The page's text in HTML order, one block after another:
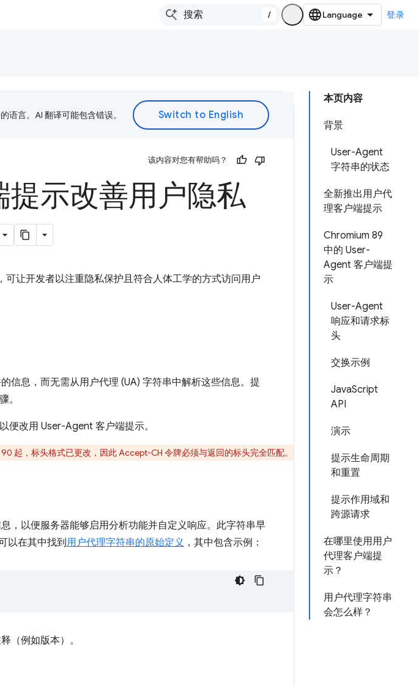
/ 登录
本页内容
背景
User-Agent
字符串的状态
全新推出用户代
理客户端提示
Chromium 89
中的 User-
Agent 客户端提
示
User-Agent
响应和请求标
头
交换示例
JavaScript
API
演示
提示生命周期
和重置
提示作用域和
跨源请求
在哪里使用用户
代理客户端提
示？
用户代理字符串
会怎么样？
语言。AI 翻译可能包含错误。
该内容对您有帮助吗？
示改善用户隐私
让开发者以注重隐私保护且符合人体工学的方式访问用户
信息，而无需从用户代理 (UA) 字符串中解析这些信息。提
。
便改用 User-Agent 客户端提示。
起，标头格式已更改，因此 Accept-CH 令牌必须与返回的标头完全匹配。
，以便服务器能够启用分析功能并自定义响应。此字符串早
以在其中找到用户代理字符串的原始定义 ，其中包含示例：
（例如版本）。